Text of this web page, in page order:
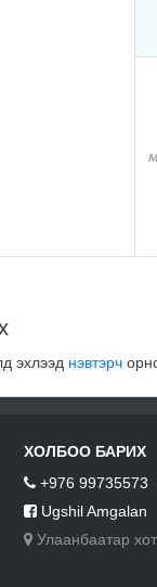
эхлээд нэвтэрч
ХОЛБОО БАРИХ
+976 99735573
Ugshil Amgalan
Улаанбаатар хот